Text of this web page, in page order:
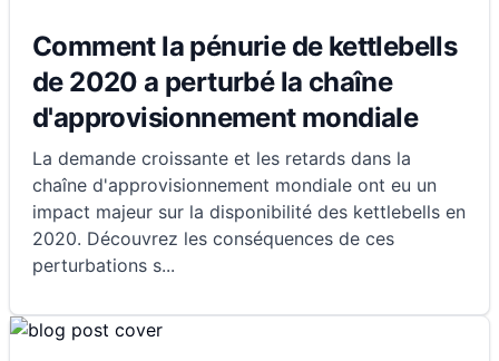
Comment la pénurie de kettlebells
de 2020 a perturbé la chaîne
d'approvisionnement mondiale
La demande croissante et les retards dans la
chaîne d'approvisionnement mondiale ont eu un
impact majeur sur la disponibilité des kettlebells en
2020. Découvrez les conséquences de ces
perturbations s...